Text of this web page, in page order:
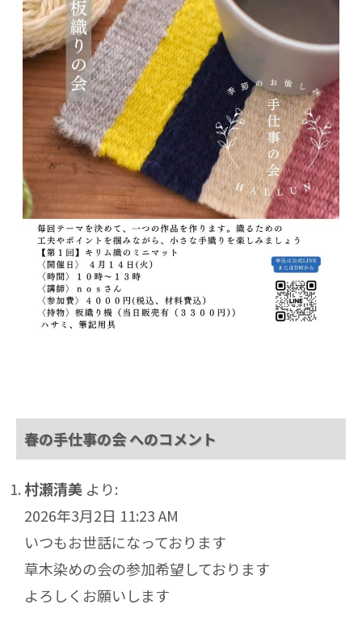
春の手仕事の会 へのコメント
村瀬清美 より:
2026年3月2日 11:23 AM
いつもお世話になっております
草木染めの会の参加希望しております
よろしくお願いします